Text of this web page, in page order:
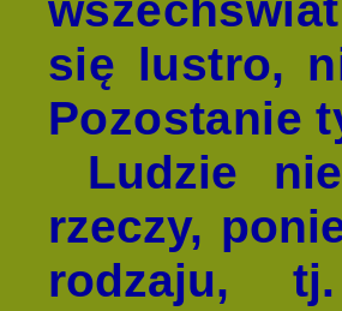
się lustro,
Pozostanie
Ludzie
rzeczy,
rodzaju,